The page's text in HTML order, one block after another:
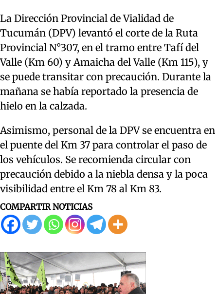
La Dirección Provincial de Vialidad de
Tucumán (DPV) levantó el corte de la Ruta
Provincial N°307, en el tramo entre Tafí del
Valle (Km 60) y Amaicha del Valle (Km 115), y
se puede transitar con precaución. Durante la
mañana se había reportado la presencia de
hielo en la calzada.
Asimismo, personal de la DPV se encuentra en
el puente del Km 37 para controlar el paso de
los vehículos. Se recomienda circular con
precaución debido a la niebla densa y la poca
visibilidad entre el Km 78 al Km 83.
COMPARTIR NOTICIAS